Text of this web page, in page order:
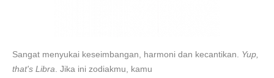
Sangat menyukai keseimbangan, harmoni dan kecantikan. Yup,
that's Libra . Jika ini zodiakmu, kamu